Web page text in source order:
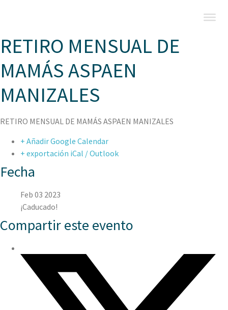
RETIRO MENSUAL DE
MAMÁS ASPAEN
MANIZALES
RETIRO MENSUAL DE MAMÁS ASPAEN MANIZALES
+ Añadir Google Calendar
+ exportación iCal / Outlook
Fecha
Feb 03 2023
¡Caducado!
Compartir este evento